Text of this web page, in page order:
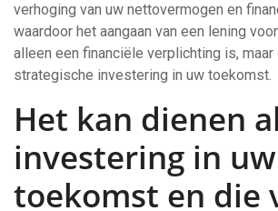
verhoging van uw nettovermogen en
waardoor het aangaan van een lening
alleen een financiële verplichting is, maar
strategische investering in uw toekomst.
Het kan dienen
investering in uw
toekomst en die